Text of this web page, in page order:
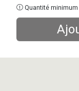
Quantité minimum